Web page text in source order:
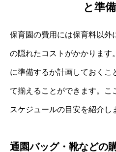
と準
保育園の費用には保育料以外
の隠れたコストがかかります
に準備するか計画しておくこ
て揃えることができます。こ
スケジュールの目安を紹介し
通園バッグ・靴などの